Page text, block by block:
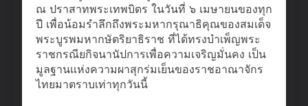
ณ ปราสาทพระเทพบิดร ในวันที่ ๖ เมษายนของทุก
ปี เพื่อน้อมรำลึกถึงพระมหากรุณาธิคุณของสมเด็จ
พระบูรพมหากษัตริยาธิราช ที่ได้ทรงบำเพ็ญพระ
ราชกรณียกิจนานัปการเพื่อความเจริญมั่นคง เป็น
มูลฐานแห่งความผาสุกร่มเย็นของราชอาณาจักร
ไทยมาตราบเท่าทุกวันนี้